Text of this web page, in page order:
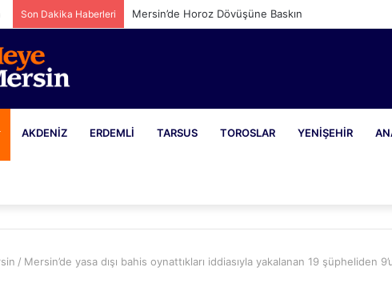
Son Dakika Haberleri Mersin’de Horoz Dövüşüne Baskın
AKDENIZ ERDEMLI TARSUS TOROSLAR YENIŞEHIR
/ Mersin’de yasa dışı bahis oynattıkları iddiasıyla yakalanan 19 şüpheliden